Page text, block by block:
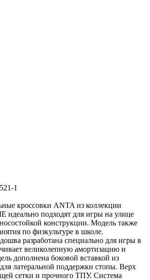
1
кроссовки ANTA из коллекции
идеально подходят для игры на улице
конструкции. Модель также
по физкультуре в школе.
разработана специально для игры в
великолепную амортизацию и
дополнена боковой вставкой из
латеральной поддержки стопы. Верх
сетки и прочного ТПУ. Система